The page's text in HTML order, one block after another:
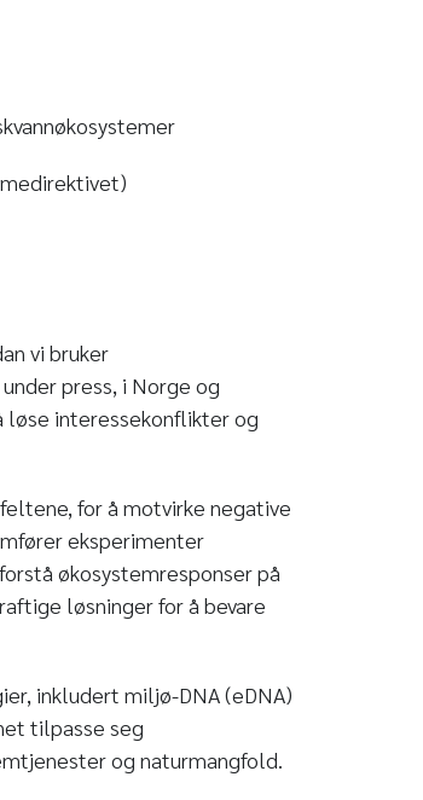
vi bruker
press, i Norge og
løse interessekonflikter og
for å motvirke negative
eksperimenter
økosystemresponser på
løsninger for å bevare
inkludert miljø-DNA (eDNA)
tilpasse seg
og naturmangfold.